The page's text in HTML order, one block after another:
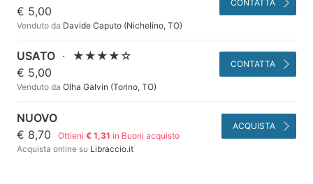
€ 5,00
Venduto da Davide Caputo (Nichelino, TO)
CONTATTA
USATO ·
★★★★☆
€ 5,00
Venduto da Olha Galvin (Torino, TO)
CONTATTA
NUOVO
€ 8,70
Ottieni€ 1,31 in Buoni acquisto
Acquista online su Libraccio.it
ACQUISTA